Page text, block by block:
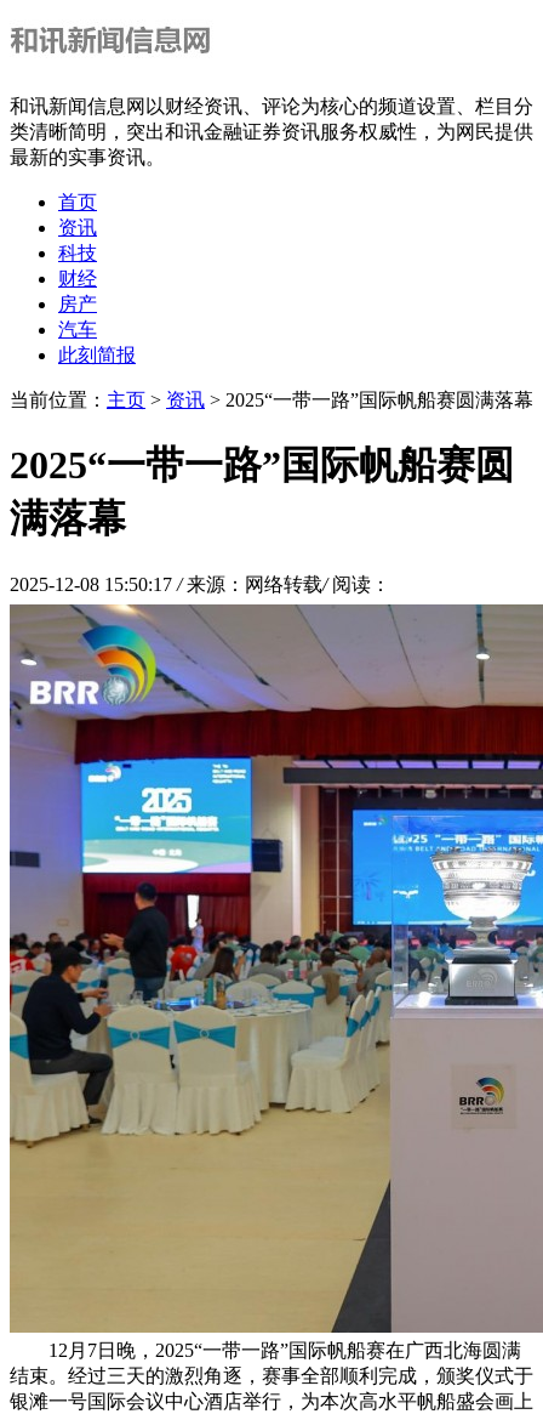
和讯新闻信息网以财经资讯、评论为核心的频道设置、栏目分
类清晰简明，突出和讯金融证券资讯服务权威性，为网民提供
最新的实事资讯。
首页
资讯
科技
财经
房产
汽车
此刻简报
当前位置： 主页 > 资讯 > 2025“一带一路”国际帆船赛圆满落幕
2025“一带一路”国际帆船赛圆
满落幕
2025-12-08 15:50:17 / 来源：网络转载/ 阅读：
12月7日晚，2025“一带一路”国际帆船赛在广西北海圆满
结束。经过三天的激烈角逐，赛事全部顺利完成，颁奖仪式于
银滩一号国际会议中心酒店举行，为本次高水平帆船盛会画上